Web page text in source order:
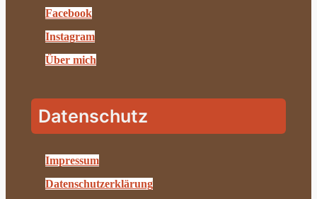
Facebook
Instagram
Über mich
Datenschutz
Impressum
Datenschutzerklärung